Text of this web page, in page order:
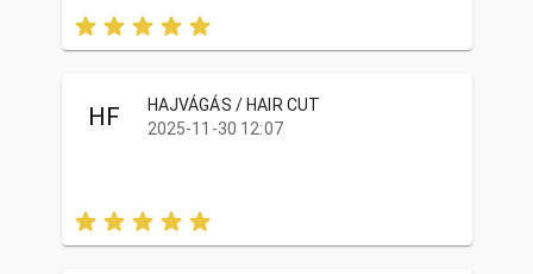
HF
HAJVÁGÁS / HAIR CUT
2025-11-30 12:07